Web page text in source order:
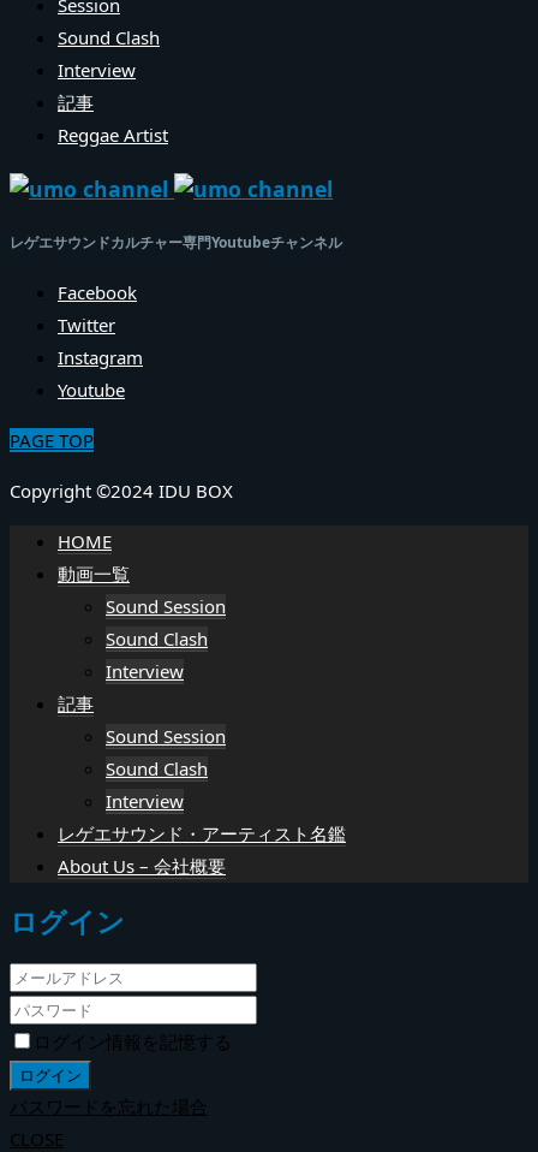
Session
Sound Clash
Interview
記事
Reggae Artist
レゲエサウンドカルチャー専門Youtubeチャンネル
Facebook
Twitter
Instagram
Youtube
PAGE TOP
Copyright ©2024 IDU BOX
HOME
動画一覧
Sound Session
Sound Clash
Interview
記事
Sound Session
Sound Clash
Interview
レゲエサウンド・アーティスト名鑑
About Us – 会社概要
ログイン
ログイン情報を記憶する
パスワードを忘れた場合
CLOSE